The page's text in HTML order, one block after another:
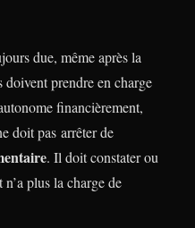
due, même après la
doivent prendre en charge
financièrement,
doit pas arrêter de
. Il doit constater ou
plus la charge de